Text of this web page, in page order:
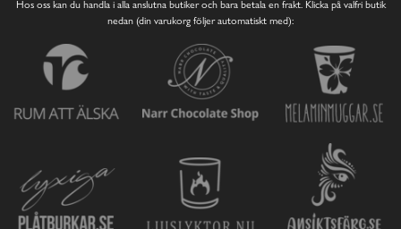
Hos oss kan du handla i alla anslutna butiker och bara betala en frakt. Klicka på valfri butik
nedan (din varukorg följer automatiskt med):